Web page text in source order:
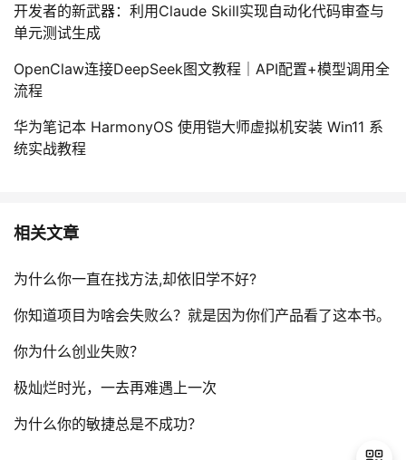
开发者的新武器：利用Claude Skill实现自动化代码审查与
单元测试生成
OpenClaw连接DeepSeek图文教程｜API配置+模型调用全
流程
华为笔记本 HarmonyOS 使用铠大师虚拟机安装 Win11 系
统实战教程
相关文章
为什么你一直在找方法,却依旧学不好?
你知道项目为啥会失败么？就是因为你们产品看了这本书。
你为什么创业失败？
极灿烂时光，一去再难遇上一次
为什么你的敏捷总是不成功？